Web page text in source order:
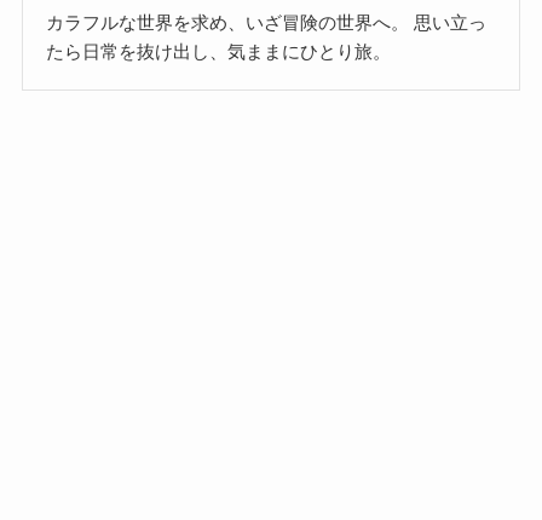
カラフルな世界を求め、いざ冒険の世界へ。 思い立っ
たら日常を抜け出し、気ままにひとり旅。